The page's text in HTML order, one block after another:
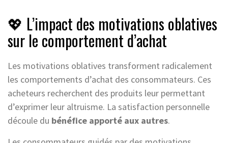
💖 L’impact des motivations oblatives
sur le comportement d’achat
Les motivations oblatives transforment radicalement
les comportements d’achat des consommateurs. Ces
acheteurs recherchent des produits leur permettant
d’exprimer leur altruisme. La satisfaction personnelle
découle du bénéfice apporté aux autres.